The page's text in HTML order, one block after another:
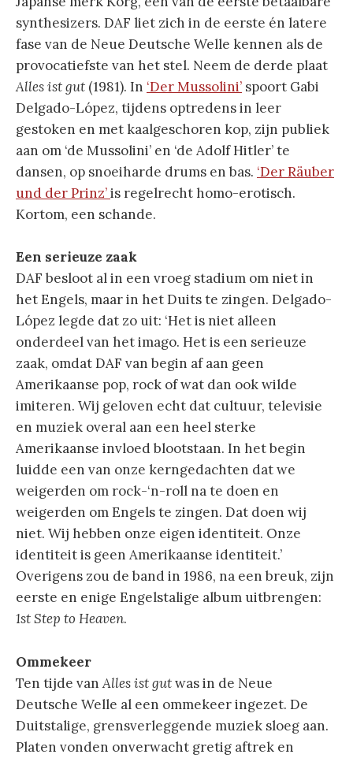
synthesizers. DAF liet zich in de eerste én latere
fase van de Neue Deutsche Welle kennen als de
provocatiefste van het stel. Neem de derde plaat
Alles ist gut (1981). In ‘Der Mussolini’ spoort Gabi
Delgado-López, tijdens optredens in leer
gestoken en met kaalgeschoren kop, zijn publiek
aan om ‘de Mussolini’ en ‘de Adolf Hitler’ te
dansen, op snoeiharde drums en bas. ‘Der Räuber
und der Prinz’is regelrecht homo-erotisch.
Kortom, een schande.
Een serieuze zaak
DAF besloot al in een vroeg stadium om niet in
het Engels, maar in het Duits te zingen. Delgado-
López legde dat zo uit: ‘Het is niet alleen
onderdeel van het imago. Het is een serieuze
zaak, omdat DAF van begin af aan geen
Amerikaanse pop, rock of wat dan ook wilde
imiteren. Wij geloven echt dat cultuur, televisie
en muziek overal aan een heel sterke
Amerikaanse invloed blootstaan. In het begin
luidde een van onze kerngedachten dat we
weigerden om rock-‘n-roll na te doen en
weigerden om Engels te zingen. Dat doen wij
niet. Wij hebben onze eigen identiteit. Onze
identiteit is geen Amerikaanse identiteit.’
Overigens zou de band in 1986, na een breuk, zijn
eerste en enige Engelstalige album uitbrengen:
1st Step to Heaven.
Ommekeer
Ten tijde vanAlles ist gutwas in de Neue
Deutsche Welle al een ommekeer ingezet. De
Duitstalige, grensverleggende muziek sloeg aan.
Platen vonden onverwacht gretig aftrek en